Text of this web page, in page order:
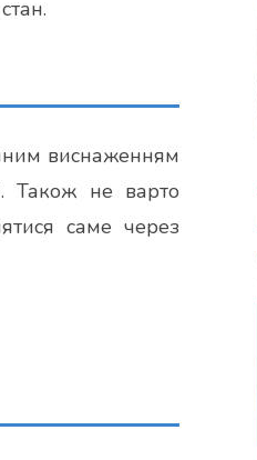
виснаженням
Також не варто
саме через